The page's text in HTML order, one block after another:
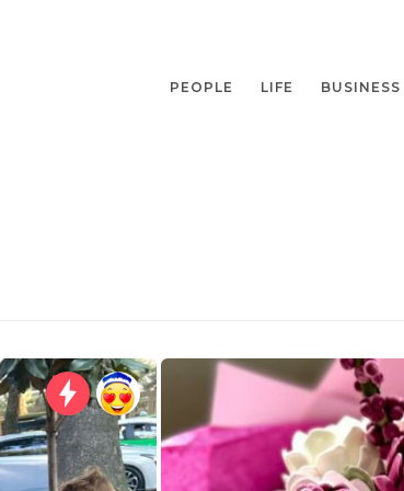
PEOPLE LIFE BUSINESS